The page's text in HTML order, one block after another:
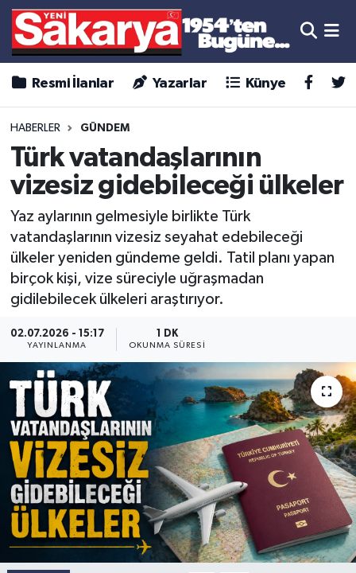
Resmi İlanlar Yazarlar Künye
HABERLER GÜNDEM
Türk vatandaşlarının
vizesiz gidebileceği ülkeler
Yaz aylarının gelmesiyle birlikte Türk
vatandaşlarının vizesiz seyahat edebileceği
ülkeler yeniden gündeme geldi. Tatil planı yapan
birçok kişi, vize süreciyle uğraşmadan
gidilebilecek ülkeleri araştırıyor.
02.07.2026 - 15:17
YAYINLANMA
1 DK
OKUNMA SÜRESI